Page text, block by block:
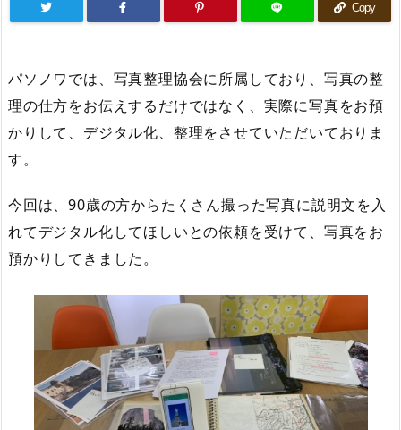
Copy
パソノワでは、写真整理協会に所属しており、写真の整
理の仕方をお伝えするだけではなく、実際に写真をお預
かりして、デジタル化、整理をさせていただいておりま
す。
今回は、90歳の方からたくさん撮った写真に説明文を入
れてデジタル化してほしいとの依頼を受けて、写真をお
預かりしてきました。